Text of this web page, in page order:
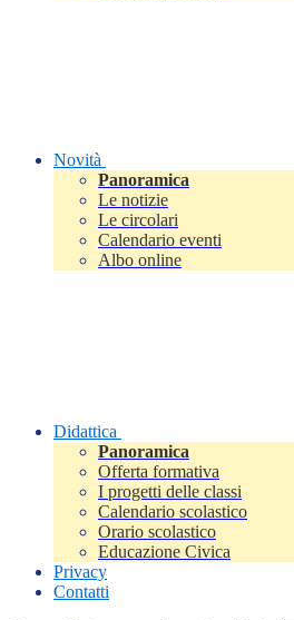
Novità
Panoramica
Le notizie
Le circolari
Calendario eventi
Albo online
Didattica
Panoramica
Offerta formativa
I progetti delle classi
Calendario scolastico
Orario scolastico
Educazione Civica
Privacy
Contatti